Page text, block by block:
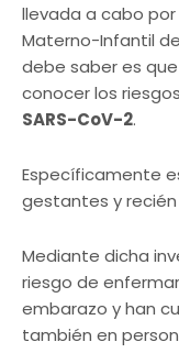
llevada a cabo
Materno-Infantil
debe saber es
conocer los
SARS-CoV-2.
Específicamente
gestantes y
Mediante dicha
riesgo de
embarazo y han
también en